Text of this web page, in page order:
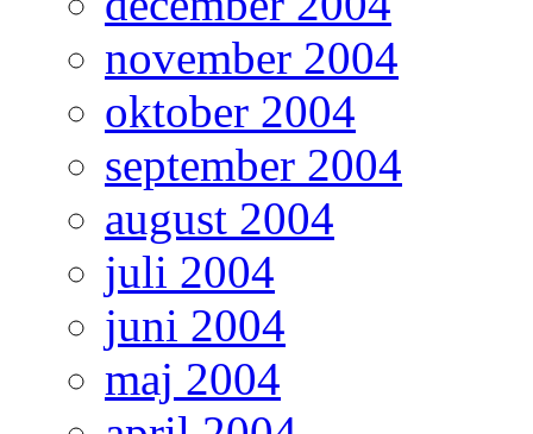
november 2004
oktober 2004
september 2004
august 2004
juli 2004
juni 2004
maj 2004